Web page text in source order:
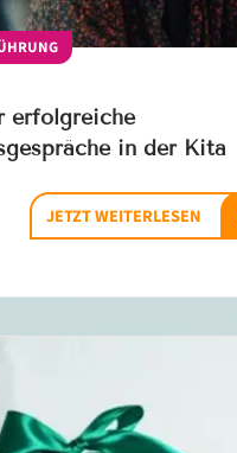
erfolgreiche
in der Kita
JETZT WEITERLESEN